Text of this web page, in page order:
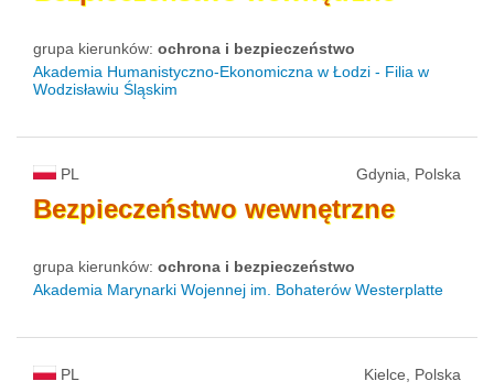
grupa kierunków: ochrona i bezpieczeństwo
Akademia Humanistyczno-Ekonomiczna w Łodzi - Filia w
Wodzisławiu Śląskim
PL Gdynia, Polska
Bezpieczeństwo wewnętrzne
grupa kierunków: ochrona i bezpieczeństwo
Akademia Marynarki Wojennej im. Bohaterów Westerplatte
PL Kielce, Polska